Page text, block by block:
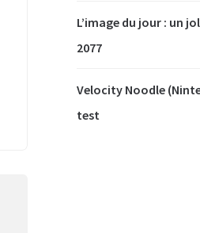
L’image du jour : un
2077
Velocity Noodle
test